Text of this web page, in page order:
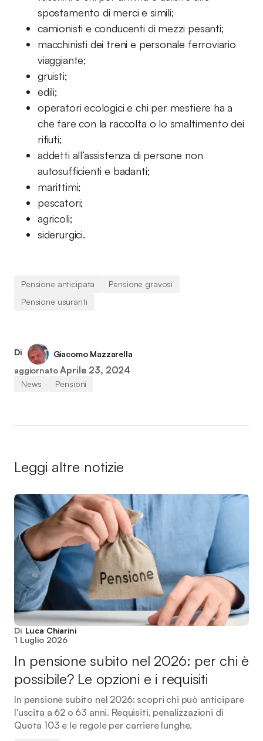
spostamento di merci e simili;
camionisti e conducenti di mezzi pesanti;
macchinisti dei treni e personale ferroviario
viaggiante;
gruisti;
edili;
operatori ecologici e chi per mestiere ha a
che fare con la raccolta o lo smaltimento dei
rifiuti;
addetti all’assistenza di persone non
autosufficienti e badanti;
marittimi;
pescatori;
agricoli;
siderurgici.
Pensione anticipata
Pensione gravosi
Pensione usuranti
Di
Giacomo Mazzarella
aggiornato Aprile 23, 2024
News Pensioni
Leggi altre notizie
Di Luca Chiarini
1 Luglio 2026
In pensione subito nel 2026: per chi è
possibile? Le opzioni e i requisiti
In pensione subito nel 2026: scopri chi può anticipare
l'uscita a 62 o 63 anni. Requisiti, penalizzazioni di
Quota 103 e le regole per carriere lunghe.